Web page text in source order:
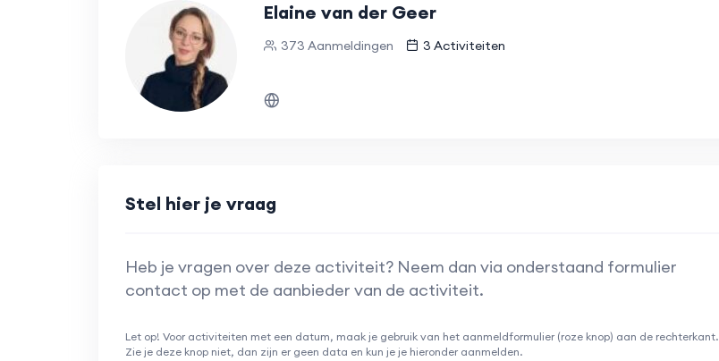
Elaine van der Geer
373 Aanmeldingen 3 Activiteiten
Stel hier je vraag
Heb je vragen over deze activiteit? Neem dan via onderstaand formulier
contact op met de aanbieder van de activiteit.
Let op! Voor activiteiten met een datum, maak je gebruik van het aanmeldformulier (roze knop) aan de rechterkant.
Zie je deze knop niet, dan zijn er geen data en kun je je hieronder aanmelden.